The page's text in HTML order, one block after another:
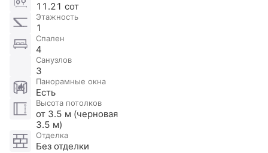
11.21 сот
Этажность
1
Спален
4
Санузлов
3
Панорамные окна
Есть
Высота потолков
от 3.5 м (черновая
3.5 м)
Отделка
Без отделки